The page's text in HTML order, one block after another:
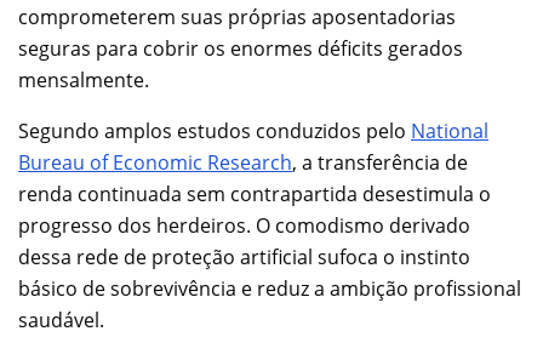
comprometerem suas próprias aposentadorias
seguras para cobrir os enormes déficits gerados
mensalmente.
Segundo amplos estudos conduzidos pelo National
Bureau of Economic Research, a transferência de
renda continuada sem contrapartida desestimula o
progresso dos herdeiros. O comodismo derivado
dessa rede de proteção artificial sufoca o instinto
básico de sobrevivência e reduz a ambição profissional
saudável.